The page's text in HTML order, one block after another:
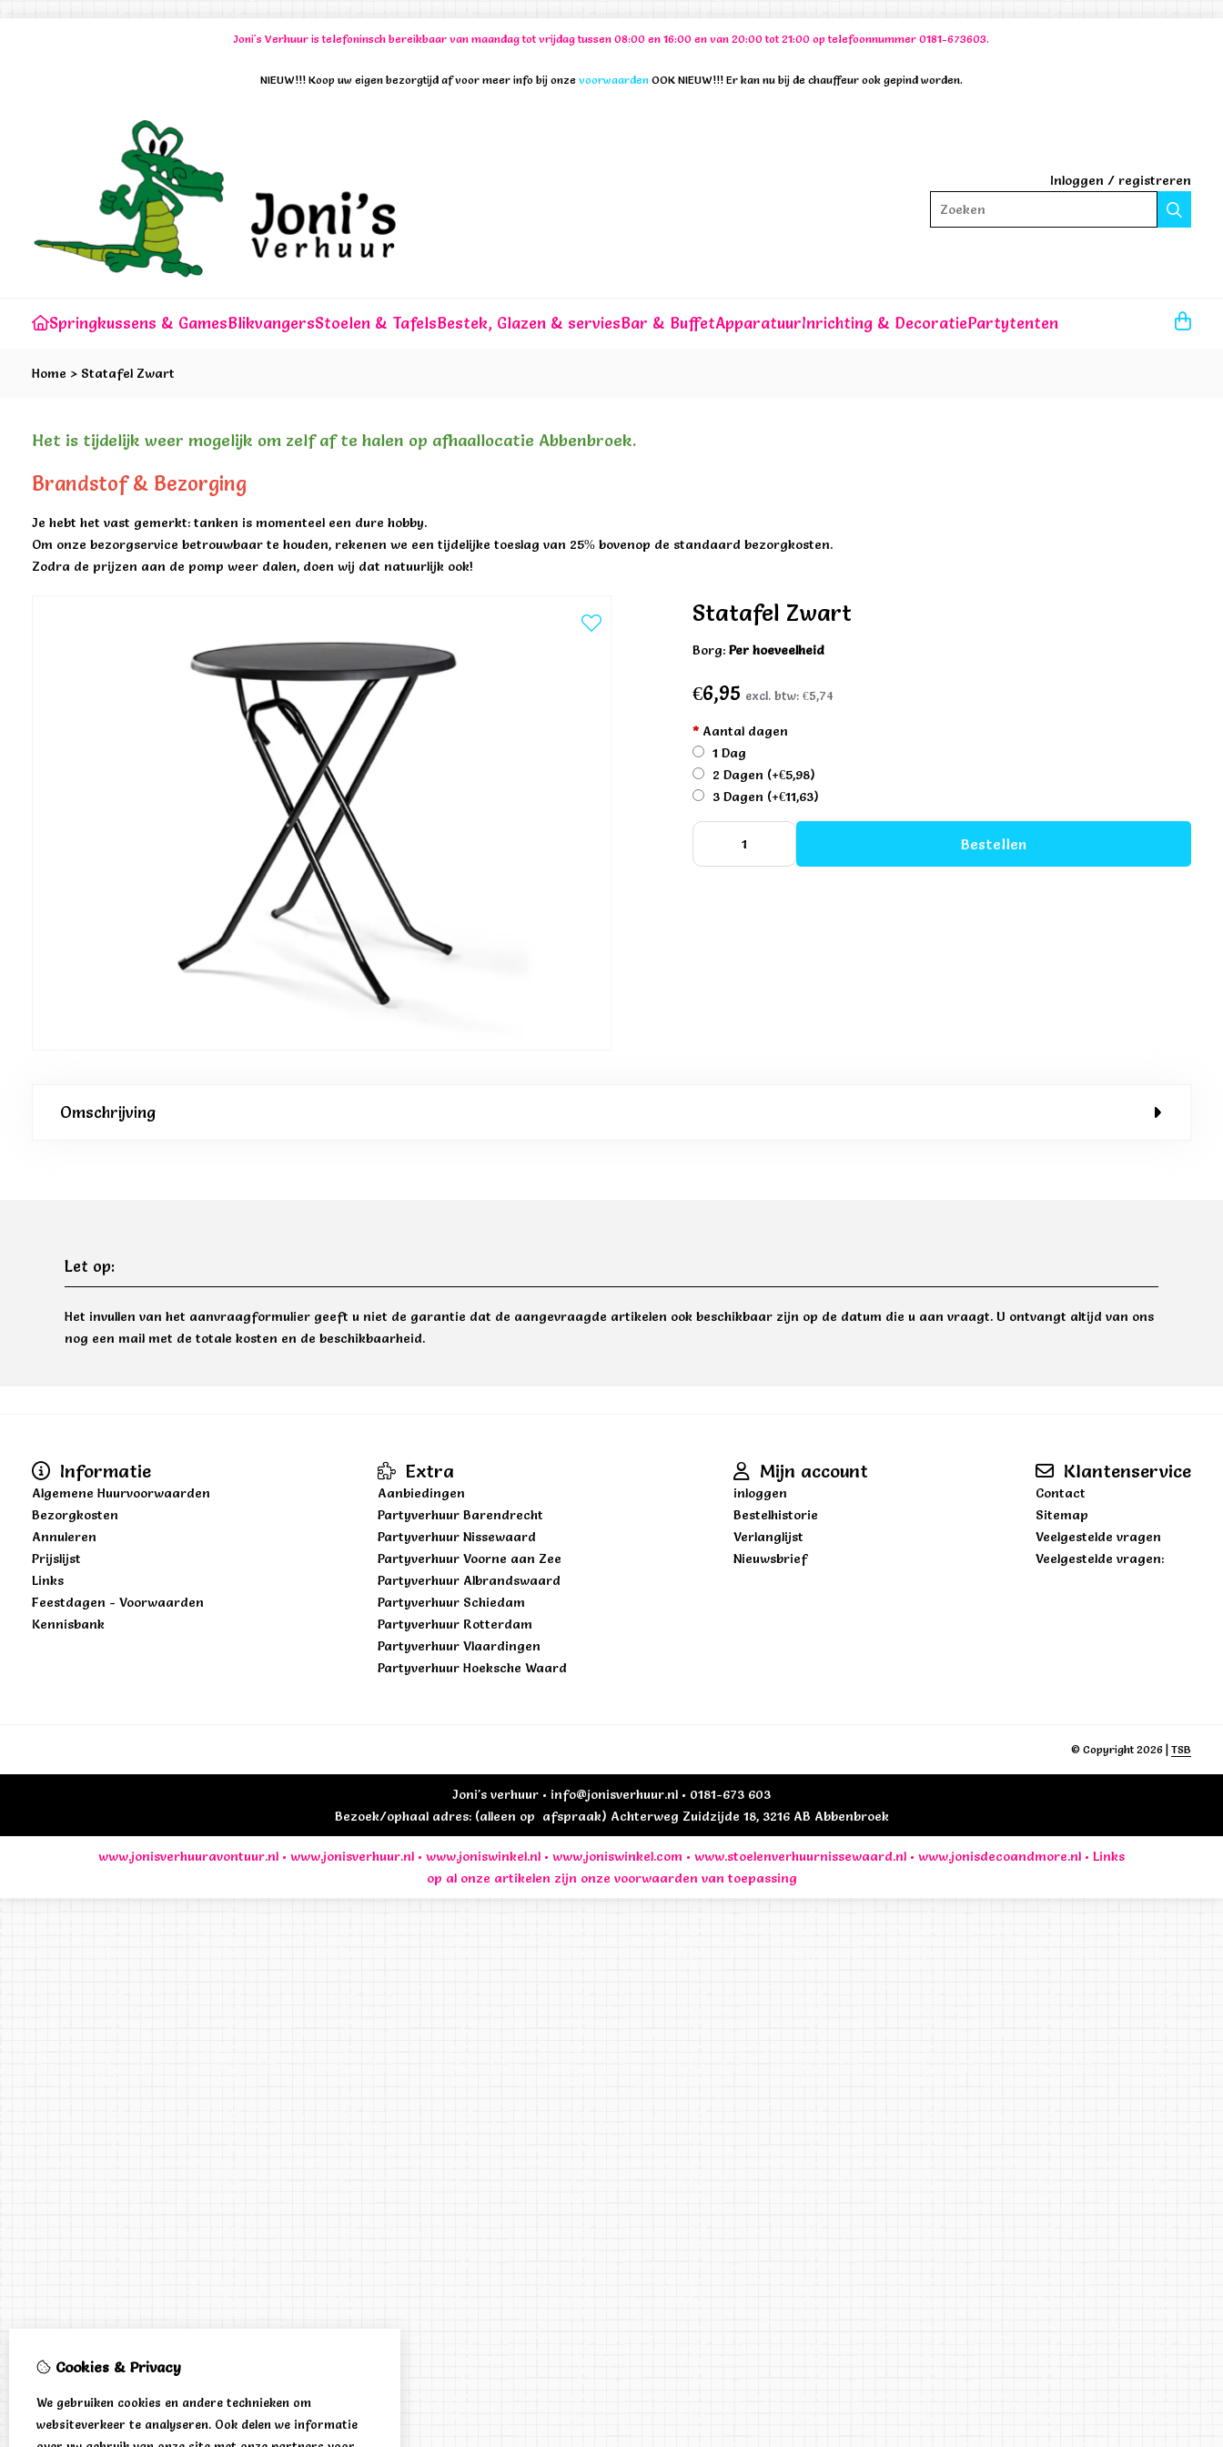
Joni's Verhuur is telefoninsch bereikbaar van maandag tot vrijdag tussen 08:00 en 16:00 en van 20:00 tot 21:00 op telefoonnummer 0181-673603.
NIEUW!!! Koop uw eigen bezorgtijd af voor meer info bij onze voorwaarden OOK NIEUW!!! Er kan nu bij de chauffeur ook gepind worden.
Inloggen / registreren
Zoeken
Springkussens & GamesBlikvangersStoelen & TafelsBestek, Glazen & serviesBar & BuffetApparatuurInrichting & DecoratiePartytenten
Home > Statafel Zwart
Het is tijdelijk weer mogelijk om zelf af te halen op afhaallocatie Abbenbroek.
Brandstof & Bezorging
Je hebt het vast gemerkt: tanken is momenteel een dure hobby.
Om onze bezorgservice betrouwbaar te houden, rekenen we een tijdelijke toeslag van 25% bovenop de standaard bezorgkosten.
Zodra de prijzen aan de pomp weer dalen, doen wij dat natuurlijk ook!
Statafel Zwart
Borg:Per hoeveelheid
€6,95 excl. btw:€5,74
* Aantal dagen
1 Dag
2 Dagen (+€5,98)
3 Dagen (+€11,63)
Bestellen
Omschrijving
Let op:
Het invullen van het aanvraagformulier geeft u niet de garantie dat de aangevraagde artikelen ook beschikbaar zijn op de datum die u aan vraagt. U ontvangt altijd van ons
nog een mail met de totale kosten en de beschikbaarheid.
Informatie
Algemene Huurvoorwaarden
Bezorgkosten
Annuleren
Prijslijst
Links
Feestdagen - Voorwaarden
Kennisbank
Extra
Aanbiedingen
Partyverhuur Barendrecht
Partyverhuur Nissewaard
Partyverhuur Voorne aan Zee
Partyverhuur Albrandswaard
Partyverhuur Schiedam
Partyverhuur Rotterdam
Partyverhuur Vlaardingen
Partyverhuur Hoeksche Waard
Mijn account
inloggen
Bestelhistorie
Verlanglijst
Nieuwsbrief
Klantenservice
Contact
Sitemap
Veelgestelde vragen
Veelgestelde vragen:
© Copyright 2026 | TSB
Joni's verhuur • info@jonisverhuur.nl • 0181-673 603
Bezoek/ophaal adres: (alleen op afspraak) Achterweg Zuidzijde 18, 3216 AB Abbenbroek
www.jonisverhuuravontuur.nl • www.jonisverhuur.nl • www.joniswinkel.nl • www.joniswinkel.com • www.stoelenverhuurnissewaard.nl • www.jonisdecoandmore.nl • Links
op al onze artikelen zijn onze voorwaarden van toepassing
Cookies & Privacy
We gebruiken cookies en andere technieken om
websiteverkeer te analyseren. Ook delen we informatie